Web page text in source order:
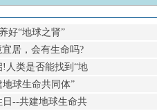
好“地球之肾”
居，会有生命吗?
人类是否能找到“地
球生命共同体”
日--共建地球生命共